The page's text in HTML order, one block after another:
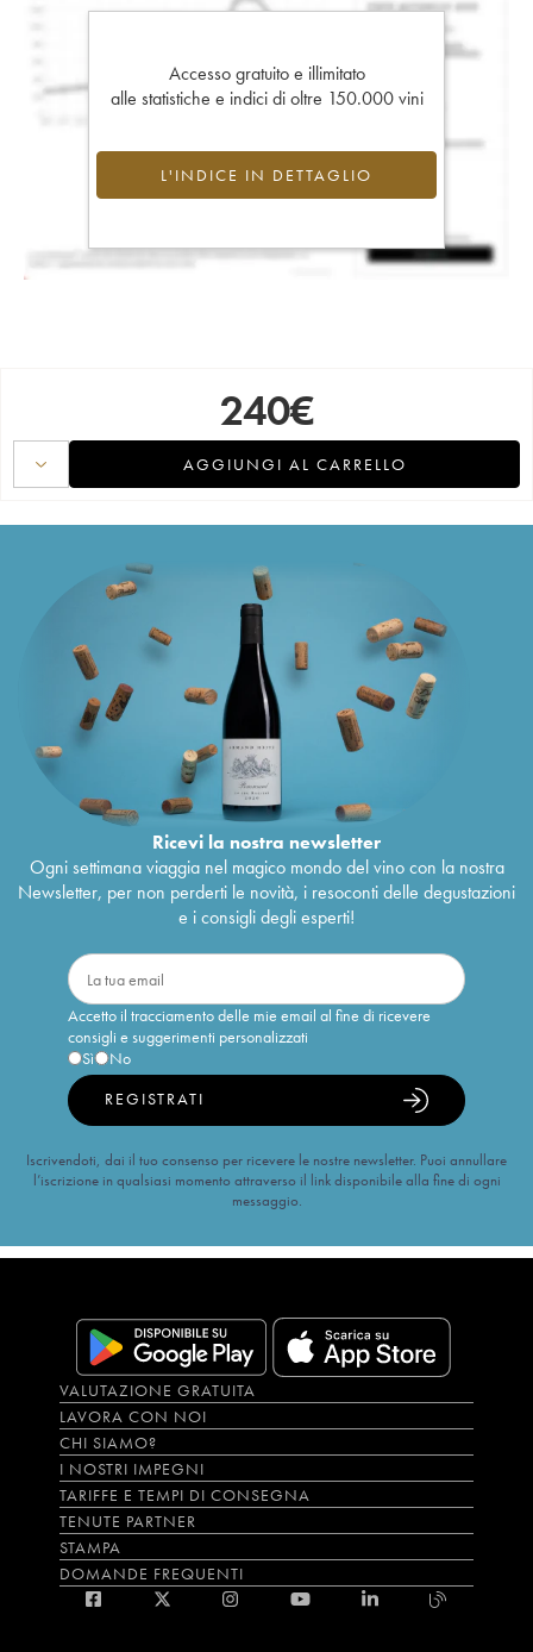
Accesso gratuito e illimitato
alle statistiche e indici di oltre 150.000 vini
L'INDICE IN DETTAGLIO
240€
AGGIUNGI AL CARRELLO
Ricevi la nostra newsletter
Ogni settimana viaggia nel magico mondo del vino con la nostra
Newsletter, per non perderti le novità, i resoconti delle degustazioni
e i consigli degli esperti!
Accetto il tracciamento delle mie email al fine di ricevere
consigli e suggerimenti personalizzati
Sì
No
REGISTRATI
Iscrivendoti, dai il tuo consenso per ricevere le nostre newsletter. Puoi annullare
l’iscrizione in qualsiasi momento attraverso il link disponibile alla fine di ogni
messaggio.
VALUTAZIONE GRATUITA
LAVORA CON NOI
CHI SIAMO?
I NOSTRI IMPEGNI
TARIFFE E TEMPI DI CONSEGNA
TENUTE PARTNER
STAMPA
DOMANDE FREQUENTI